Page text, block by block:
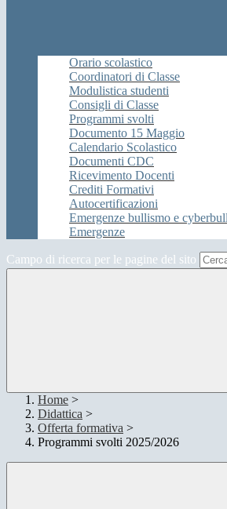
Orario scolastico
Coordinatori di Classe
Modulistica studenti
Consigli di Classe
Programmi svolti
Documento 15 Maggio
Calendario Scolastico
Documenti CDC
Ricevimento Docenti
Crediti Formativi
Autocertificazioni
Emergenze bullismo e
Emergenze
Campo di ricerca per le pagine del sito
Home >
Didattica >
Offerta formativa >
Programmi svolti 2025/2026